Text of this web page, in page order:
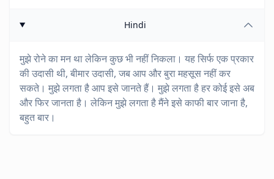
Hindi
मुझे रोने का मन था लेकिन कुछ भी नहीं निकला। यह सिर्फ एक प्रकार
की उदासी थी, बीमार उदासी, जब आप और बुरा महसूस नहीं कर
सकते। मुझे लगता है आप इसे जानते हैं। मुझे लगता है हर कोई इसे अब
और फिर जानता है। लेकिन मुझे लगता है मैंने इसे काफी बार जाना है,
बहुत बार।